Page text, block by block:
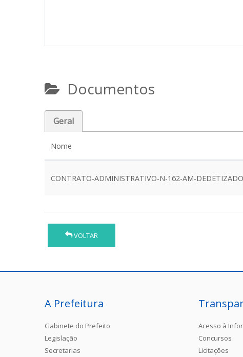
Documentos
Geral
Nome
CONTRATO-ADMINISTRATIVO-N-162-AM-
VOLTAR
A Prefeitura
Gabinete do Prefeito
Legislação
Secretarias
Acesso à
Concursos
Licitações